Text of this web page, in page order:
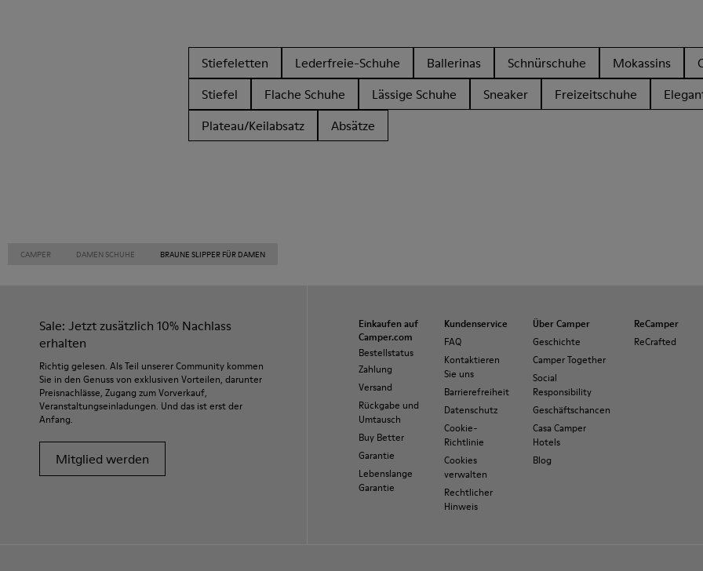
Stiefeletten Lederfreie-Schuhe Ballerinas Schnürschuhe Mokassins
Stiefel
Flache Schuhe Lässige Schuhe Sneaker Freizeitschuhe
Plateau/Keilabsatz
Absätze
CAMPER DAMEN SCHUHE BRAUNE SLIPPER FÜR DAMEN
Sale: Jetzt zusätzlich 10% Nachlass
erhalten
Richtig gelesen. Als Teil unserer Community kommen
Sie in den Genuss von exklusiven Vorteilen, darunter
Preisnachlässe, Zugang zum Vorverkauf,
Veranstaltungseinladungen. Und das ist erst der
Anfang.
Mitglied werden
Einkaufen auf
Camper.com
Bestellstatus
Zahlung
Versand
Rückgabe und
Umtausch
Buy Better
Garantie
Lebenslange
Garantie
Kundenservice
FAQ
Kontaktieren
Sie uns
Barrierefreiheit
Datenschutz
Cookie-
Richtlinie
Cookies
verwalten
Rechtlicher
Hinweis
Über Camper
Geschichte
Camper Together
Social
Responsibility
Geschäftschancen
Casa Camper
Hotels
Blog
ReCamper
ReCrafted